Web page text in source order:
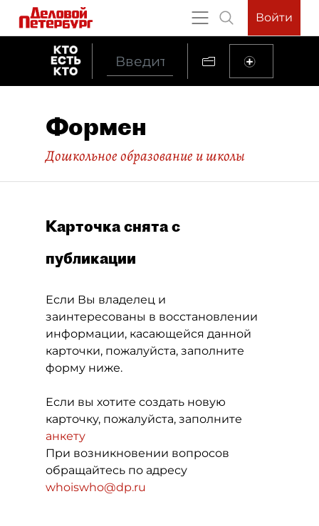
Войти
Формен
Дошкольное образование и школы
Карточка снята с
публикации
Если Вы владелец и
заинтересованы в восстановлении
информации, касающейся данной
карточки, пожалуйста, заполните
форму ниже.
Если вы хотите создать новую
карточку, пожалуйста, заполните
анкету
При возникновении вопросов
обращайтесь по адресу
whoiswho@dp.ru